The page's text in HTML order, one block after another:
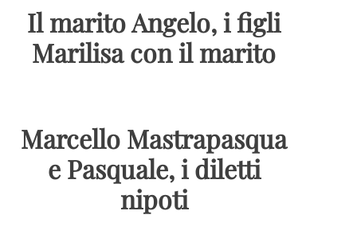
Il marito Angelo, i figli
Marilisa con il marito
Marcello Mastrapasqua
e Pasquale, i diletti
nipoti